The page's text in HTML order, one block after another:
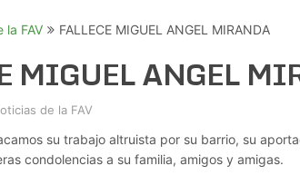
la FAV FALLECE MIGUEL ANGEL MIRANDA
MIGUEL ANGEL
de la FAV
su trabajo altruista por su barrio, su
condolencias a su familia, amigos y amigas.